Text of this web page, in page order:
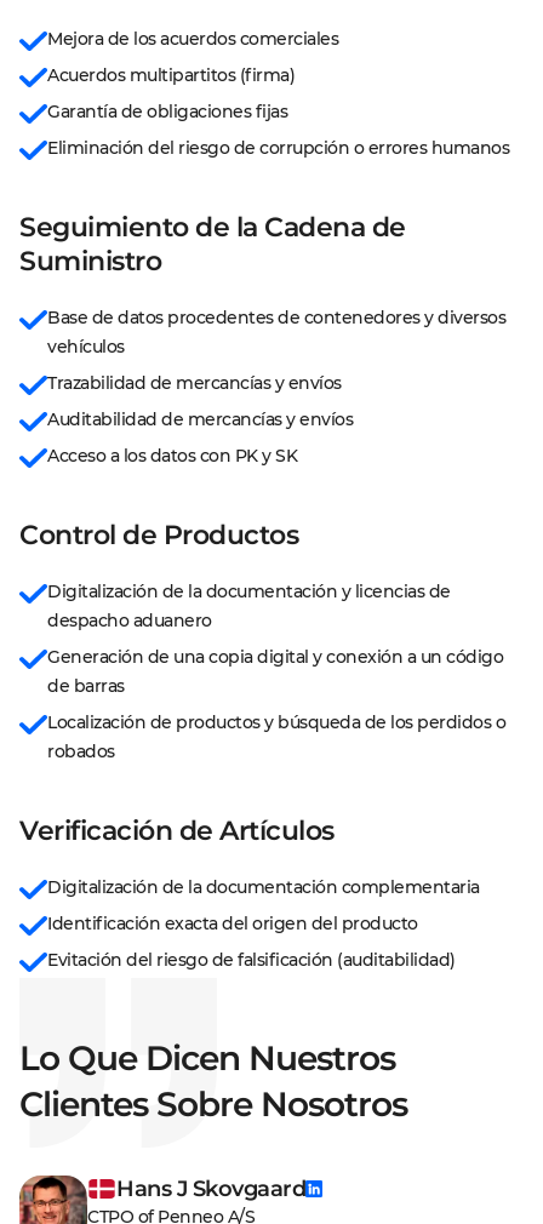
Mejora de los acuerdos comerciales
Acuerdos multipartitos (firma)
Garantía de obligaciones fijas
Eliminación del riesgo de corrupción o errores humanos
Seguimiento de la Cadena de
Suministro
Base de datos procedentes de contenedores y diversos
vehículos
Trazabilidad de mercancías y envíos
Auditabilidad de mercancías y envíos
Acceso a los datos con PK y SK
Control de Productos
Digitalización de la documentación y licencias de
despacho aduanero
Generación de una copia digital y conexión a un código
de barras
Localización de productos y búsqueda de los perdidos o
robados
Verificación de Artículos
Digitalización de la documentación complementaria
Identificación exacta del origen del producto
Evitación del riesgo de falsificación (auditabilidad)
Lo Que Dicen Nuestros
Clientes Sobre Nosotros
Hans J Skovgaard
CTPO of Penneo A/S